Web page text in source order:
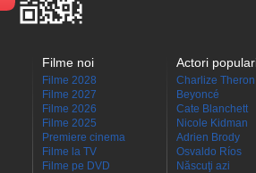
Filme noi
Filme 2028
Filme 2027
Filme 2026
Filme 2025
Premiere cinema
Filme la TV
Filme pe DVD
Actori
Charlize Theron
Beyoncé
Cate Blanchett
Nicole Kidman
Adrien Brody
Osvaldo Ríos
Născuţi azi